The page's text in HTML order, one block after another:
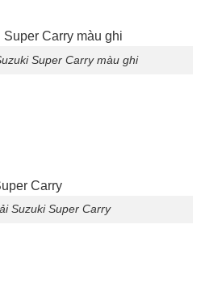
Super Carry màu ghi
Suzuki Super Carry